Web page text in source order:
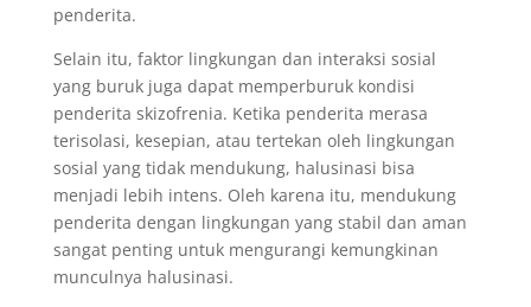
penderita.
Selain itu, faktor lingkungan dan interaksi sosial
yang buruk juga dapat memperburuk kondisi
penderita skizofrenia. Ketika penderita merasa
terisolasi, kesepian, atau tertekan oleh lingkungan
sosial yang tidak mendukung, halusinasi bisa
menjadi lebih intens. Oleh karena itu, mendukung
penderita dengan lingkungan yang stabil dan aman
sangat penting untuk mengurangi kemungkinan
munculnya halusinasi.